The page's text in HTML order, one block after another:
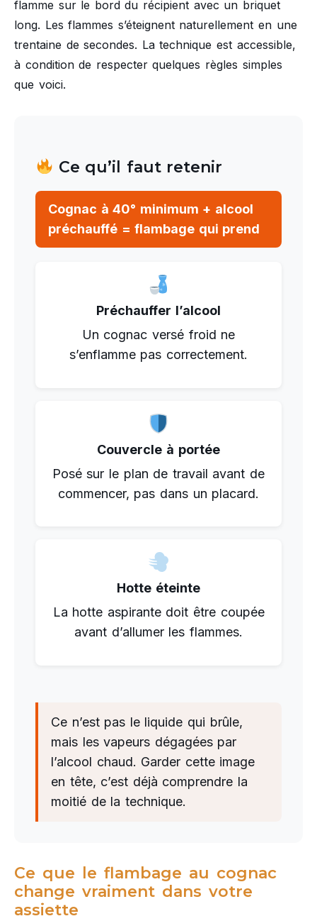
flamme sur le bord du récipient avec un briquet
long. Les flammes s’éteignent naturellement en une
trentaine de secondes. La technique est accessible,
à condition de respecter quelques règles simples
que voici.
Ce qu’il faut retenir
Cognac à 40° minimum + alcool
préchauffé = flambage qui prend
Préchauffer l’alcool
Un cognac versé froid ne
s’enflamme pas correctement.
Couvercle à portée
Posé sur le plan de travail avant de
commencer, pas dans un placard.
Hotte éteinte
La hotte aspirante doit être coupée
avant d’allumer les flammes.
Ce n’est pas le liquide qui brûle,
mais les vapeurs dégagées par
l’alcool chaud. Garder cette image
en tête, c’est déjà comprendre la
moitié de la technique.
Ce que le flambage au cognac
change vraiment dans votre
assiette